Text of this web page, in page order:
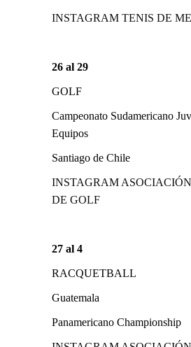
INSTAGRAM TENIS DE
26 al 29
GOLF
Campeonato Sudamericano
Equipos
Santiago de Chile
INSTAGRAM
DE GOLF
27 al 4
RACQUETBALL
Guatemala
Panamericano Championship